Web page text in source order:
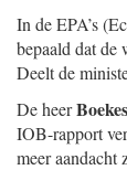
In de EPA’s
bepaald dat de
Deelt de
De heer
IOB-rapport
meer aandacht